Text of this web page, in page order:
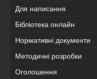
Для написання
Бібліотека онлайн
Нормативні документи
Методичні розробки
Оголошення